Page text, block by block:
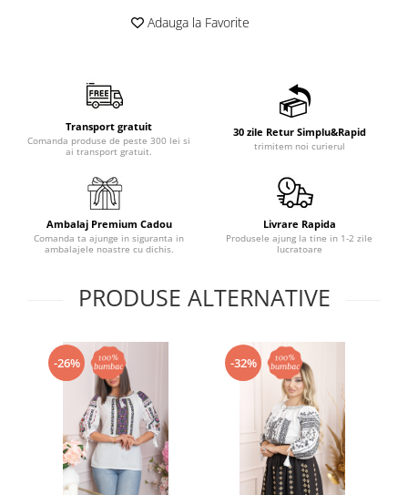
Adauga la Favorite
Transport gratuit
Comanda produse de peste 300 lei si
ai transport gratuit.
30 zile Retur Simplu&Rapid
trimitem noi curierul
Ambalaj Premium Cadou
Comanda ta ajunge in siguranta in
ambalajele noastre cu dichis.
Livrare Rapida
Produsele ajung la tine in 1-2 zile
lucratoare
PRODUSE ALTERNATIVE
-26% -32%